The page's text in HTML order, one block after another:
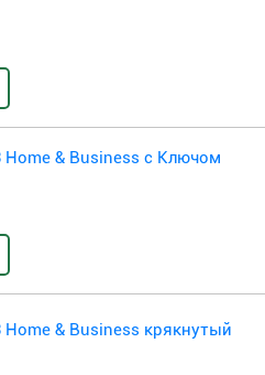
Home & Business с Ключом
Home & Business крякнутый